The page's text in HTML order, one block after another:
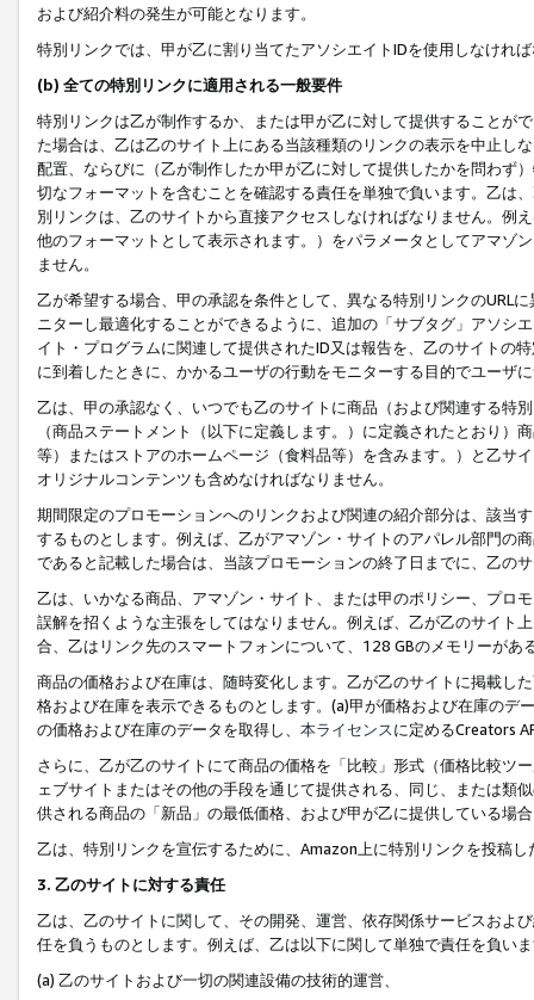
および紹介料の発生が可能となります。
特別リンクでは、甲が乙に割り当てたアソシエイトIDを使用しなけれ
(b) 全ての特別リンクに適用される一般要件
特別リンクは乙が制作するか、または甲が乙に対して提供することが
た場合は、乙は乙のサイト上にある当該種類のリンクの表示を中止し
配置、ならびに（乙が制作したか甲が乙に対して提供したかを問わず
切なフォーマットを含むことを確認する責任を単独で負います。乙は
別リンクは、乙のサイトから直接アクセスしなければなりません。例
他のフォーマットとして表示されます。）をパラメータとしてアマゾ
ません。
乙が希望する場合、甲の承認を条件として、異なる特別リンクのURL
ニターし最適化することができるように、追加の「サブタグ」アソシ
イト・プログラムに関連して提供されたID又は報告を、乙のサイトの
に到着したときに、かかるユーザの行動をモニターする目的でユーザ
乙は、甲の承認なく、いつでも乙のサイトに商品（および関連する特
（商品ステートメント（以下に定義します。）に定義されたとおり
等）またはストアのホームページ（食料品等）を含みます。）と乙サ
オリジナルコンテンツも含めなければなりません。
期間限定のプロモーションへのリンクおよび関連の紹介部分は、該当
するものとします。例えば、乙がアマゾン・サイトのアパレル部門の
であると記載した場合は、当該プロモーションの終了日までに、乙の
乙は、いかなる商品、アマゾン・サイト、または甲のポリシー、プロ
誤解を招くような主張をしてはなりません。例えば、乙が乙のサイト
合、乙はリンク先のスマートフォンについて、128 GBのメモリーがあ
商品の価格および在庫は、随時変化します。乙が乙のサイトに掲載し
格および在庫を表示できるものとします。(a)甲が価格および在庫の
の価格および在庫のデータを取得し、 本ライセンスに定めるCreators
さらに、乙が乙のサイトにて商品の価格を「比較」形式（価格比較ツ
ェブサイトまたはその他の手段を通じて提供される、同じ、または類
供される商品の「新品」の最低価格、および甲が乙に提供している場
乙は、特別リンクを宣伝するために、Amazon上に特別リンクを投稿
3. 乙のサイトに対する責任
乙は、乙のサイトに関して、その開発、運営、依存関係サービスおよ
任を負うものとします。例えば、乙は以下に関して単独で責任を負い
(a) 乙のサイトおよび一切の関連設備の技術的運営、